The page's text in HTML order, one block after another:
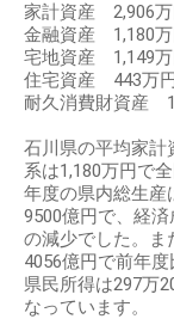
家計資産 2,906万
金融資産 1,180万
宅地資産 1,149万
住宅資産 443万円
耐久消費財資産
石川県の平均家計
系は1,180万円で
年度の県内総生産
9500億円で、経済
の減少でした。ま
4056億円で前年
県民所得は297万
なっています。